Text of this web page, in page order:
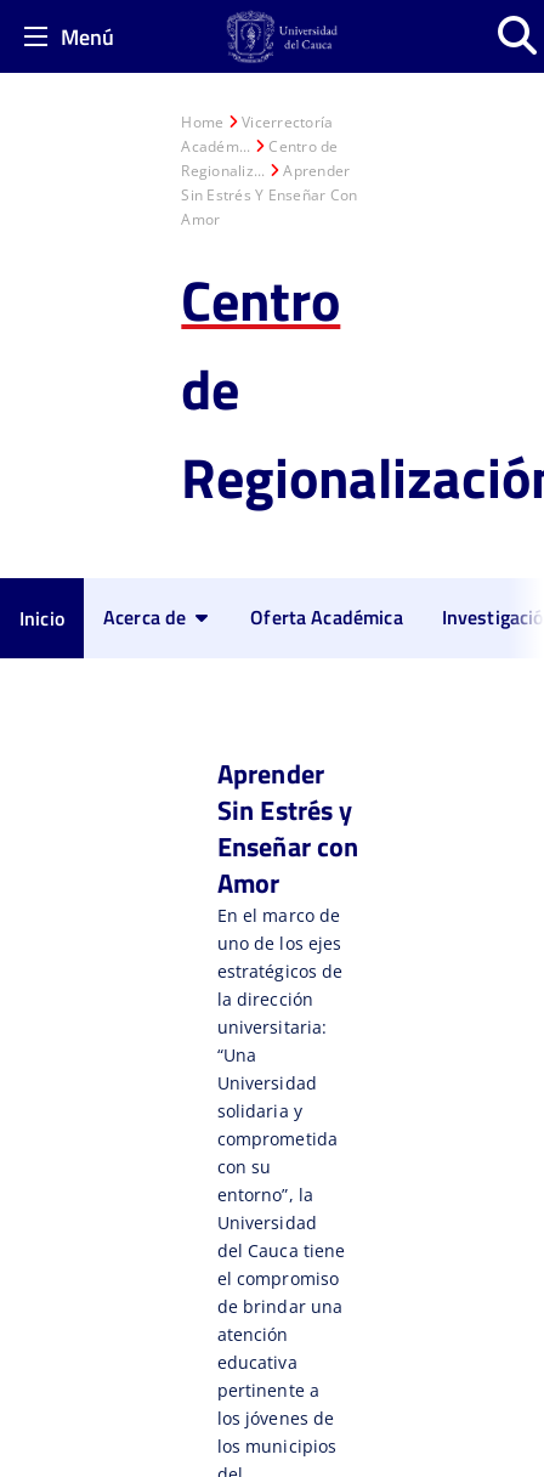
Menú
Home
Vicerrectoría
Académ...
Centro de
Regionaliz...
Aprender
Sin Estrés Y Enseñar Con
Amor
Centro
de
Inicio Acerca de Oferta Académica
Aprender
Sin Estrés y
Enseñar con
Amor
En el marco de
uno de los ejes
estratégicos de
la dirección
universitaria:
“Una
Universidad
solidaria y
comprometida
con su
entorno”, la
Universidad
del Cauca tiene
el compromiso
de brindar una
atención
educativa
pertinente a
los jóvenes de
los municipios